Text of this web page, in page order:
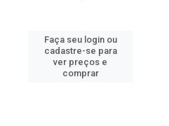
Faça seu login ou
cadastre-se para
ver preços e
comprar